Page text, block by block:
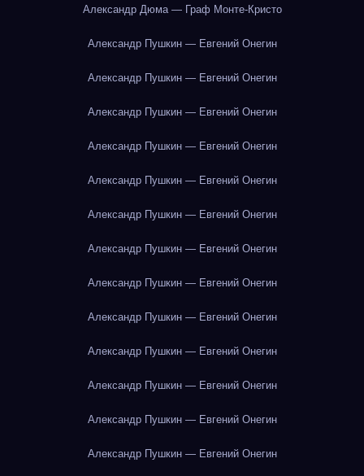
Александр Дюма — Граф Монте-Кристо
Александр Пушкин — Евгений Онегин
Александр Пушкин — Евгений Онегин
Александр Пушкин — Евгений Онегин
Александр Пушкин — Евгений Онегин
Александр Пушкин — Евгений Онегин
Александр Пушкин — Евгений Онегин
Александр Пушкин — Евгений Онегин
Александр Пушкин — Евгений Онегин
Александр Пушкин — Евгений Онегин
Александр Пушкин — Евгений Онегин
Александр Пушкин — Евгений Онегин
Александр Пушкин — Евгений Онегин
Александр Пушкин — Евгений Онегин